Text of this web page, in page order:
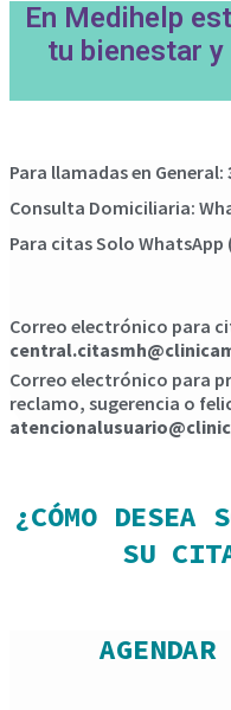
En Medihelp
tu bienestar
Para llamadas en General:
Consulta Domiciliaria:
Para citas Solo WhatsApp
Correo electrónico para
Correo electrónico para
reclamo, sugerencia o
¿CÓMO DESEA
SU